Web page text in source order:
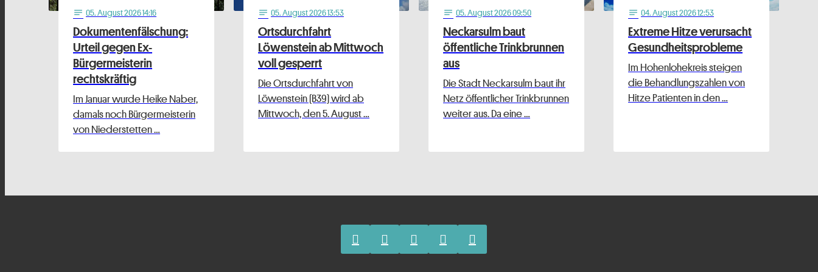
notes 05. August 2026 14:16
Dokumentenfälschung:
Urteil gegen Ex-
Bürgermeisterin
rechtskräftig
Im Januar wurde Heike Naber,
damals noch Bürgermeisterin
von Niederstetten …
notes 05. August 2026 13:53
Ortsdurchfahrt
Löwenstein ab Mittwoch
voll gesperrt
Die Ortsdurchfahrt von
Löwenstein (B39) wird ab
Mittwoch, den 5. August …
notes 05. August 2026 09:50
Neckarsulm baut
öffentliche Trinkbrunnen
aus
Die Stadt Neckarsulm baut ihr
Netz öffentlicher Trinkbrunnen
weiter aus. Da eine …
notes 04. August 2026 12:53
Extreme Hitze verursacht
Gesundheitsprobleme
Im Hohenlohekreis steigen
die Behandlungszahlen von
Hitze Patienten in den …